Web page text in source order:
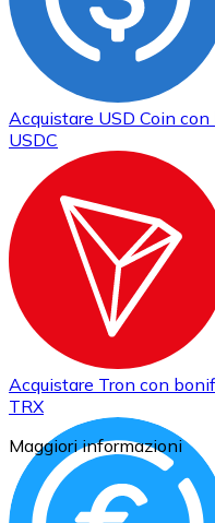
Acquistare USD Coin con
USDC
Acquistare Tron con
TRX
Maggiori informazioni